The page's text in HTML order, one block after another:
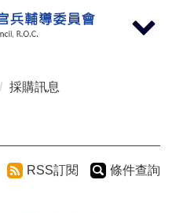
Toggle
採購訊息
RSS訂閱 條件查詢